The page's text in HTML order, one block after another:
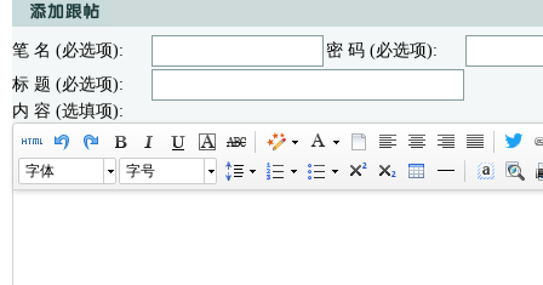
笔 名 (必选项):
密 码 (必选项):
标 题 (必选项):
内 容 (选填项):
字体 字号